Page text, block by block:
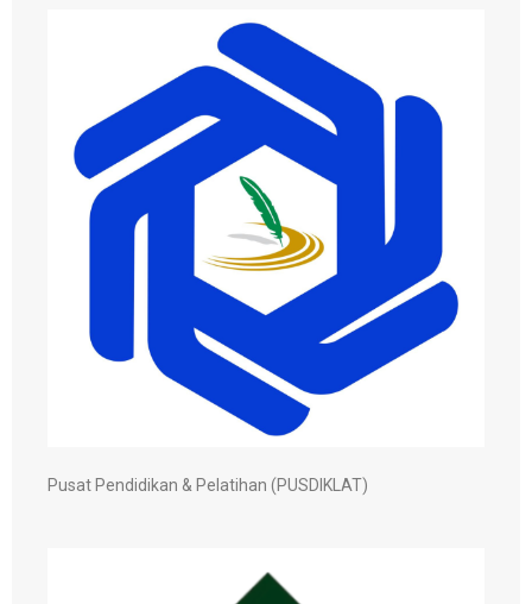
Pusat Pendidikan & Pelatihan (PUSDIKLAT)